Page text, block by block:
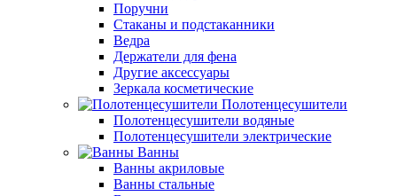
Поручни
Стаканы и подстаканники
Ведра
Держатели для фена
Другие аксессуары
Зеркала косметические
Полотенцесушители
Полотенцесушители водяные
Полотенцесушители электрические
Ванны
Ванны акриловые
Ванны стальные